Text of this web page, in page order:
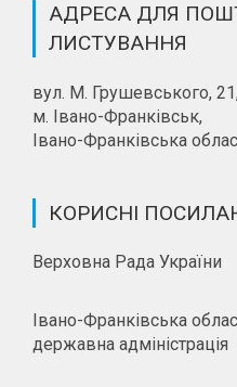
АДРЕСА ДЛЯ
ЛИСТУВАННЯ
вул. М. Грушевського,
м. Івано-Франківськ,
Івано-Франківська
КОРИСНІ
Верховна Рада України
Івано-Франківська
державна адміністрація